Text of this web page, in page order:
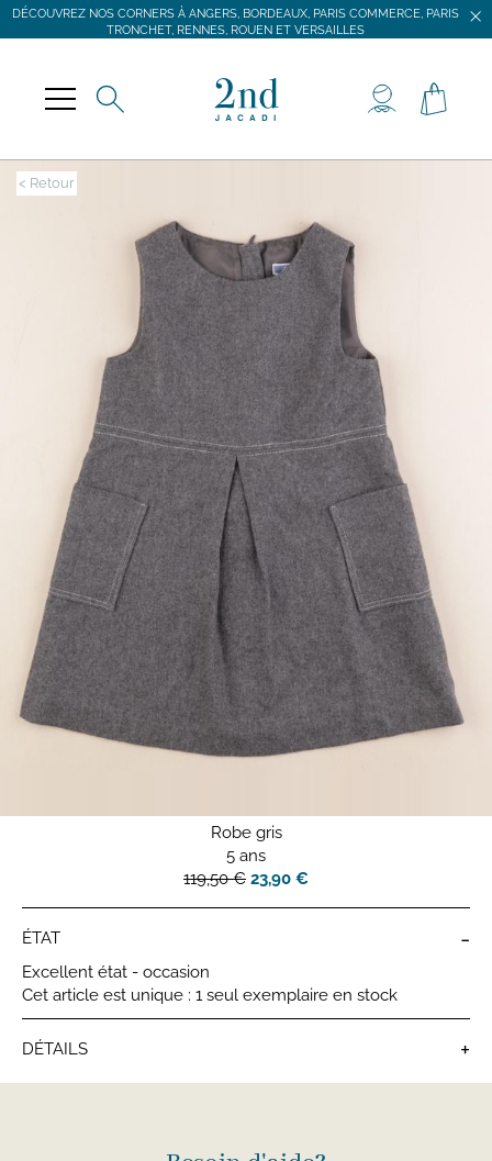
DÉCOUVREZ NOS CORNERS À ANGERS, BORDEAUX, PARIS COMMERCE, PARIS
TRONCHET, RENNES, ROUEN ET VERSAILLES
DÉCOUVREZ NOS CORNERS À ANGERS, BORDEAUX, PARIS COMMERCE, PARIS
TRONCHET, RENNES, ROUEN ET VERSAILLES
< Retour
Robe gris
5 ans
119,50 € 23,90 €
ÉTAT -
Excellent état - occasion
Cet article est unique : 1 seul exemplaire en stock
DÉTAILS +
Robes fille